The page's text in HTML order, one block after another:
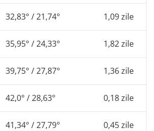
32,83° / 21,74° 1,09 zile
35,95° / 24,33° 1,82 zile
39,75° / 27,87° 1,36 zile
42,0° / 28,63° 0,18 zile
41,34° / 27,79° 0,45 zile